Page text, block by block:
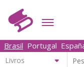
Brasil Portugal